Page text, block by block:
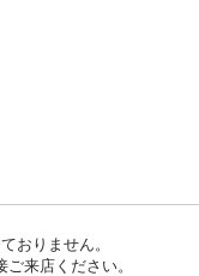
おりません。
来店ください。